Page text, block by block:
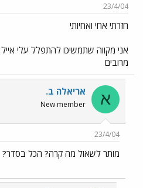
ש
א
ר
23/4/04
חזרתי אחי ואחיותי
אני מקווה שתמשיכו להתפלל עלי
מרובים
א אריאלה ב.
New member
23/4/04
מותר לשאול מה קרה? הכל בסדר?